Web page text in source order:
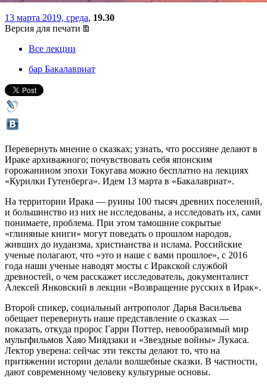
13 марта 2019, среда, 19.30
Версия для печати
Все лекции
бар Бакалавриат
Перевернуть мнение о сказках; узнать, что россияне делают в
Ираке архиважного; почувствовать себя японским
горожанином эпохи Токугава можно бесплатно на лекциях
«Курилки Гутенберга». Идем 13 марта в «Бакалавриат».
На территории Ирака — руины 100 тысяч древних поселений,
и большинство из них не исследованы, а исследовать их, сами
понимаете, проблема. При этом тамошние сокрытые
«глиняные книги» могут поведать о прошлом народов,
живших до иудаизма, христианства и ислама. Российские
ученые полагают, что «это и наше с вами прошлое», с 2016
года наши ученые наводят мосты с Иракской службой
древностей, о чем расскажет исследователь, документалист
Алексей Янковский в лекции «Возвращение русских в Ирак».
Второй спикер, социальный антрополог Дарья Васильева
обещает перевернуть наше представление о сказках —
показать, откуда пророс Гарри Поттер, невообразимый мир
мультфильмов Хаяо Миядзаки и «Звездные войны» Лукаса.
Лектор уверена: сейчас эти тексты делают то, что на
притяжении истории делали волшебные сказки. В частности,
дают современному человеку культурные основы.